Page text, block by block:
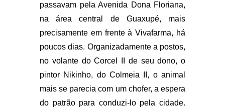
passavam pela Avenida Dona Floriana,
na área central de Guaxupé, mais
precisamente em frente à Vivafarma, há
poucos dias. Organizadamente a postos,
no volante do Corcel II de seu dono, o
pintor Nikinho, do Colmeia II, o animal
mais se parecia com um chofer, a espera
do patrão para conduzi-lo pela cidade.